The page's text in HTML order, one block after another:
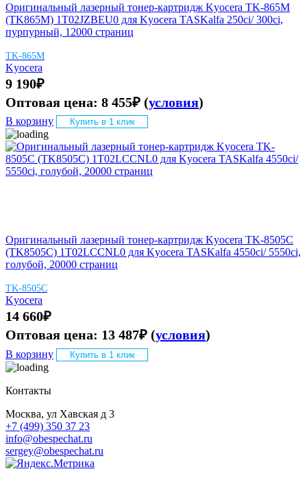
Оригинальный лазерный тонер-картридж Kyocera TK-865M
(TK865M) 1T02JZBEU0 для Kyocera TASKalfa 250ci/ 300ci,
пурпурный, 12000 страниц
TK-865M
Kyocera
9 190₽
Оптовая цена: 8 455₽ (условия)
В корзину Купить в 1 клик
Оригинальный лазерный тонер-картридж Kyocera TK-8505C
(TK8505C) 1T02LCCNL0 для Kyocera TASKalfa 4550ci/ 5550ci,
голубой, 20000 страниц
TK-8505C
Kyocera
14 660₽
Оптовая цена: 13 487₽ (условия)
В корзину Купить в 1 клик
Контакты
Москва, ул Хавская д 3
+7 (499) 350 37 23
info@obespechat.ru
sergey@obespechat.ru